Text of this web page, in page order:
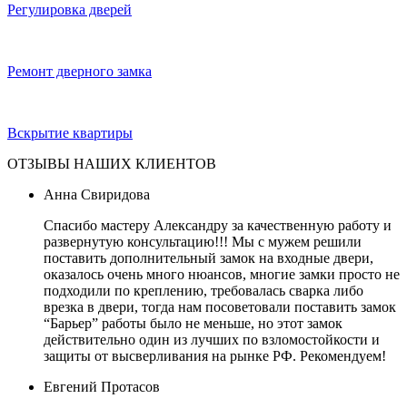
Регулировка дверей
Ремонт дверного замка
Вскрытие квартиры
ОТЗЫВЫ НАШИХ КЛИЕНТОВ
Анна Свиридова
Спасибо мастеру Александру за качественную работу и
развернутую консультацию!!! Мы с мужем решили
поставить дополнительный замок на входные двери,
оказалось очень много нюансов, многие замки просто не
подходили по креплению, требовалась сварка либо
врезка в двери, тогда нам посоветовали поставить замок
“Барьер” работы было не меньше, но этот замок
действительно один из лучших по взломостойкости и
защиты от высверливания на рынке РФ. Рекомендуем!
Евгений Протасов